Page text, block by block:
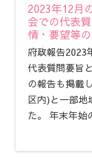
2023年12月
会での代表
情・要望等
府政報告2023
代表質問要旨
の報告も掲載
区内)と一部地
た。 年末年